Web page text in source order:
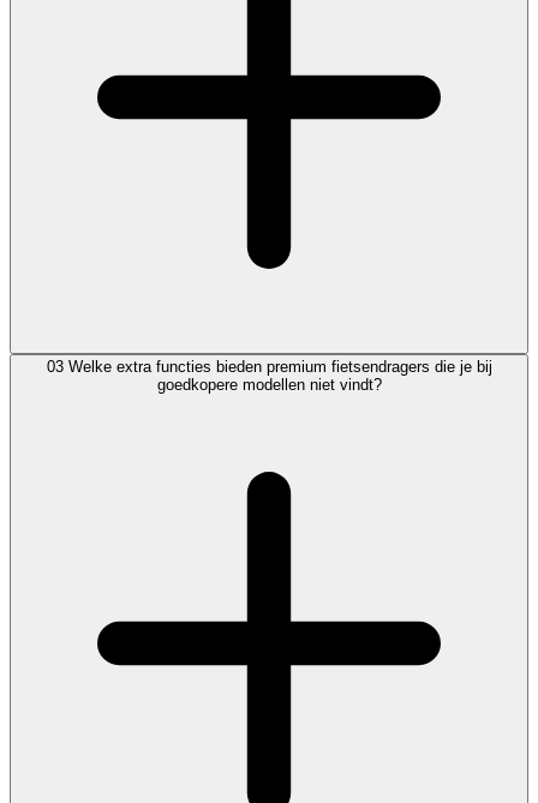
03 Welke extra functies bieden premium fietsendragers die je bij
goedkopere modellen niet vindt?